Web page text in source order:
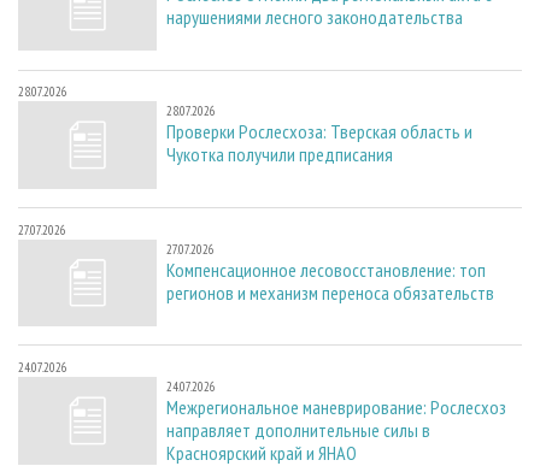
нарушениями лесного законодательства
28.07.2026
28.07.2026
Проверки Рослесхоза: Тверская область и
Чукотка получили предписания
27.07.2026
27.07.2026
Компенсационное лесовосстановление: топ
регионов и механизм переноса обязательств
24.07.2026
24.07.2026
Межрегиональное маневрирование: Рослесхоз
направляет дополнительные силы в
Красноярский край и ЯНАО